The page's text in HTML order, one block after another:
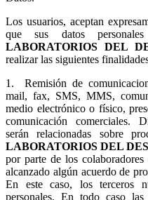
Los usuarios, aceptan
que sus datos
LABORATORIOS DEL
realizar las siguientes
1.Remisión de
mail, fax, SMS, MMS,
medio electrónico o físico,
comunicación comerciales.
serán relacionadas sobre
LABORATORIOS DEL
por parte de los
alcanzado algún acuerdo de
En este caso, los terceros
personales. En todo caso las